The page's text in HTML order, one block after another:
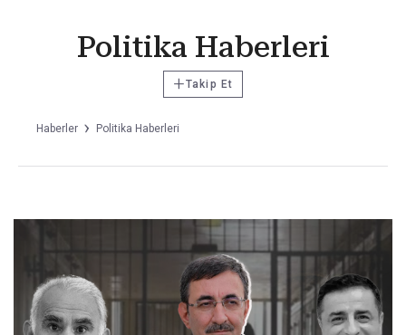
Politika Haberleri
+Takip Et
Haberler Politika Haberleri